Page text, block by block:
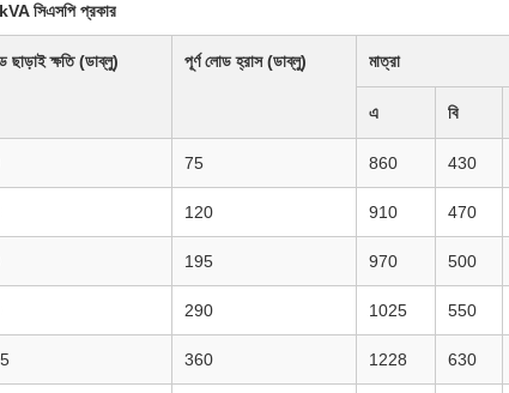
সিএসপি প্রকার
ছাড়াই ক্ষতি (ডাব্লু) পূর্ণ লোড হ্রাস (ডাব্লু) মাত্রা
এ বি
75 860 430
120 910 470
195 970 500
290 1025 550
360 1228 630